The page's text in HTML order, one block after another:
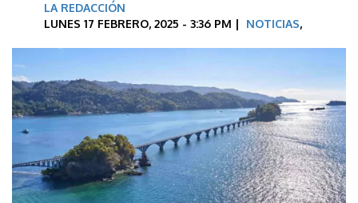
LA REDACCIÓN
LUNES 17 FEBRERO, 2025 - 3:36 PM | NOTICIAS,